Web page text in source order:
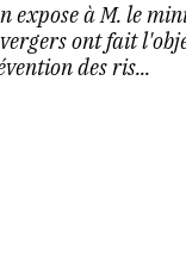
expose à M. le
ont fait
des ris...